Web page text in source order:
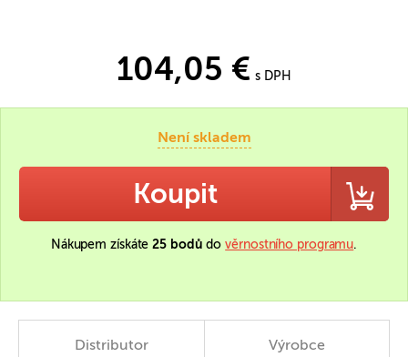
104,05 € s DPH
Není skladem
Koupit
Nákupem získáte25 bodů dověrnostního programu.
Distributor Výrobce